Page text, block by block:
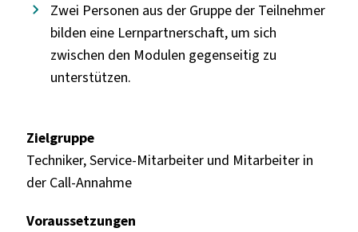
Zwei Personen aus der Gruppe der Teilnehmer
bilden eine Lernpartnerschaft, um sich
zwischen den Modulen gegenseitig zu
unterstützen.
Zielgruppe
Techniker, Service-Mitarbeiter und Mitarbeiter in
der Call-Annahme
Voraussetzungen